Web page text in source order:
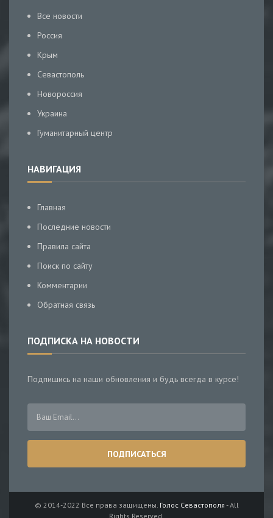
Все новости
Россия
Крым
Севастополь
Новороссия
Украина
Гуманитарный центр
НАВИГАЦИЯ
Главная
Последние новости
Правила сайта
Поиск по сайту
Комментарии
Обратная связь
ПОДПИСКА НА НОВОСТИ
Подпишись на наши обновления и будь всегда в курсе!
© 2014-2022 Все права защищены. Голос Севастополя - All
Rights Reserved.